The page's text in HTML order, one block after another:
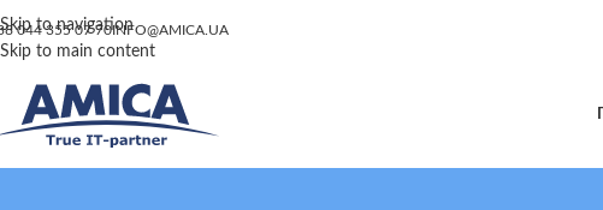
Skip to navigation
Skip to main content
044 355 07 70INFO@AMICA.UA